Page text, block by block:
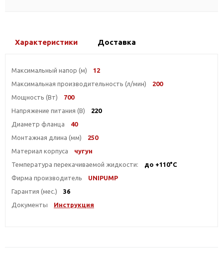
Характеристики Доставка
Максимальный напор (м)
12
Максимальная производительность (л/мин)
200
Мощность (Вт)
700
Напряжение питания (В)
220
Диаметр фланца
40
Монтажная длина (мм)
250
Материал корпуса
чугун
Температура перекачиваемой жидкости:
до +110°С
Фирма производитель
UNIPUMP
Гарантия (мес.)
36
Документы
Инструкция